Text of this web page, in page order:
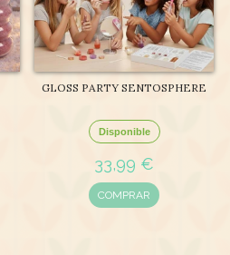
GLOSS PARTY SENTOSPHERE
Disponible
33,99 €
COMPRAR